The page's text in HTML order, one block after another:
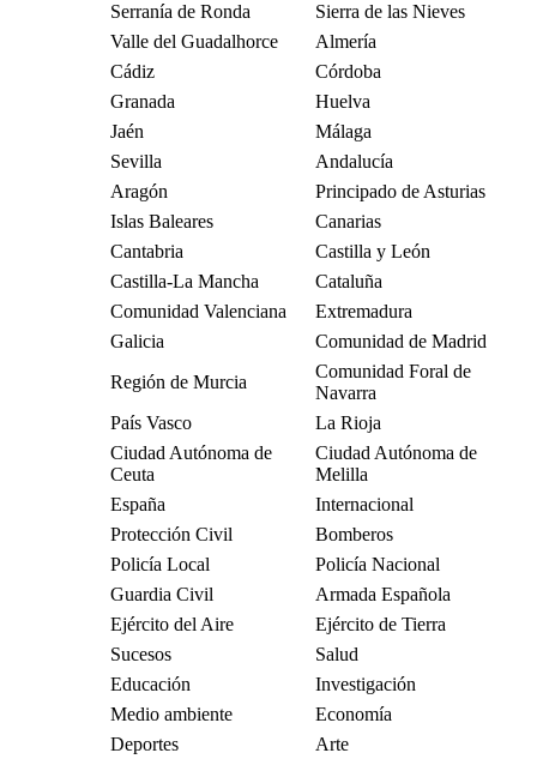
Serranía de Ronda
Sierra de las Nieves
Valle del Guadalhorce
Almería
Cádiz
Córdoba
Granada
Huelva
Jaén
Málaga
Sevilla
Andalucía
Aragón
Principado de Asturias
Islas Baleares
Canarias
Cantabria
Castilla y León
Castilla-La Mancha
Cataluña
Comunidad Valenciana
Extremadura
Galicia
Comunidad de Madrid
Región de Murcia
Comunidad Foral de
Navarra
País Vasco
La Rioja
Ciudad Autónoma de
Ceuta
Ciudad Autónoma de
Melilla
España
Internacional
Protección Civil
Bomberos
Policía Local
Policía Nacional
Guardia Civil
Armada Española
Ejército del Aire
Ejército de Tierra
Sucesos
Salud
Educación
Investigación
Medio ambiente
Economía
Deportes
Arte